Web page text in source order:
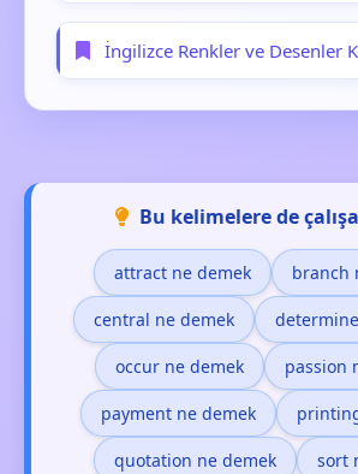
İngilizce Renkler ve Desenler
Bu kelimelere de
attract ne demek branch
central ne demek
occur ne demek passion
payment ne demek
quotation ne demek sort